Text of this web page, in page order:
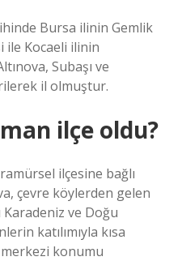
Bursa ilinin Gemlik
ile Kocaeli ilinin
Subaşı ve
il olmuştur.
ilçe oldu?
ilçesine bağlı
çevre köylerden gelen
ve Doğu
katılımıyla kısa
konumu